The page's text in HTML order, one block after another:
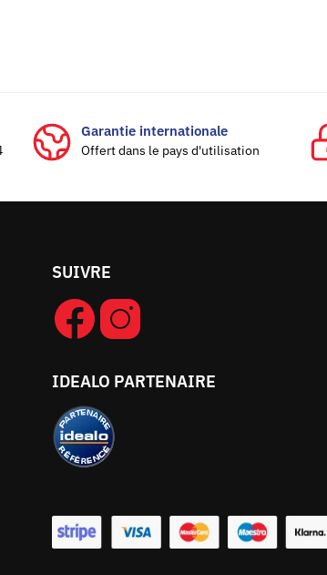
Garantie internationale
Offert dans le pays d'utilisation
SUIVRE
IDEALO PARTENAIRE